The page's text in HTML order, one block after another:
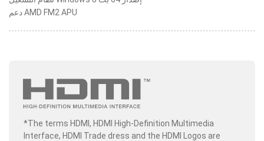
دعم AMD FM2 APU
*The terms HDMI, HDMI High-Definition Multimedia
Interface, HDMI Trade dress and the HDMI Logos are